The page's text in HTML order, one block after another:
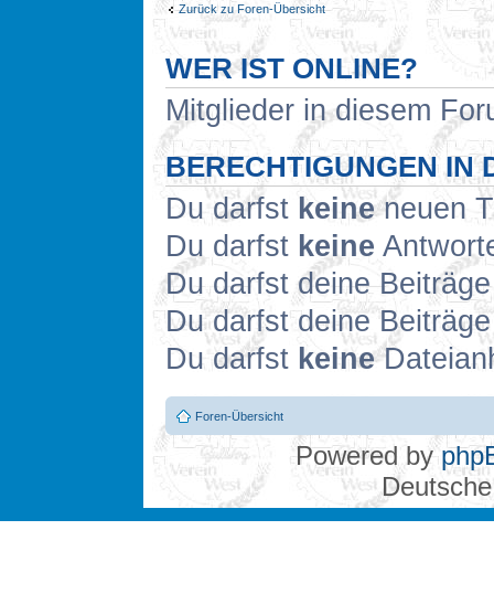
Zurück zu Foren-Übersicht
WER IST ONLINE?
Mitglieder in diesem
BERECHTIGUNGEN IN
Du darfst keineneuen
Du darfst keine
Du darfst deine
Du darfst deine
Du darfst keine
Foren-Übersicht
Powered by